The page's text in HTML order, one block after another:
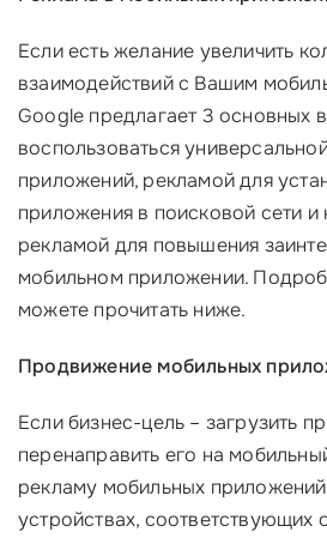
Если есть желание увеличить
взаимодействий с Вашим
Google предлагает 3 основных
воспользоваться
приложений, рекламой для
приложения в поисковой сети и
рекламой для повышения
мобильном приложении.
можете прочитать ниже.
Продвижение мобильных
Если бизнес-цель – загрузить
перенаправить его на
рекламу мобильных
устройствах, соответствующих